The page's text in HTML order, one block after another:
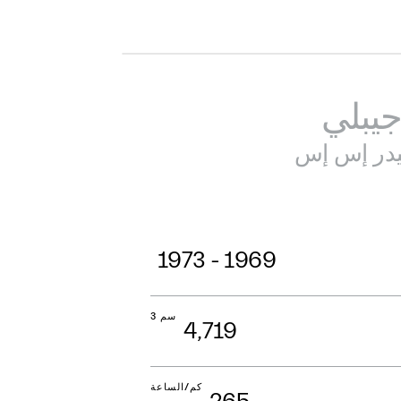
جيبلي
إس إس
1969 - 1973
4,719
سم 3
كم/الساعة